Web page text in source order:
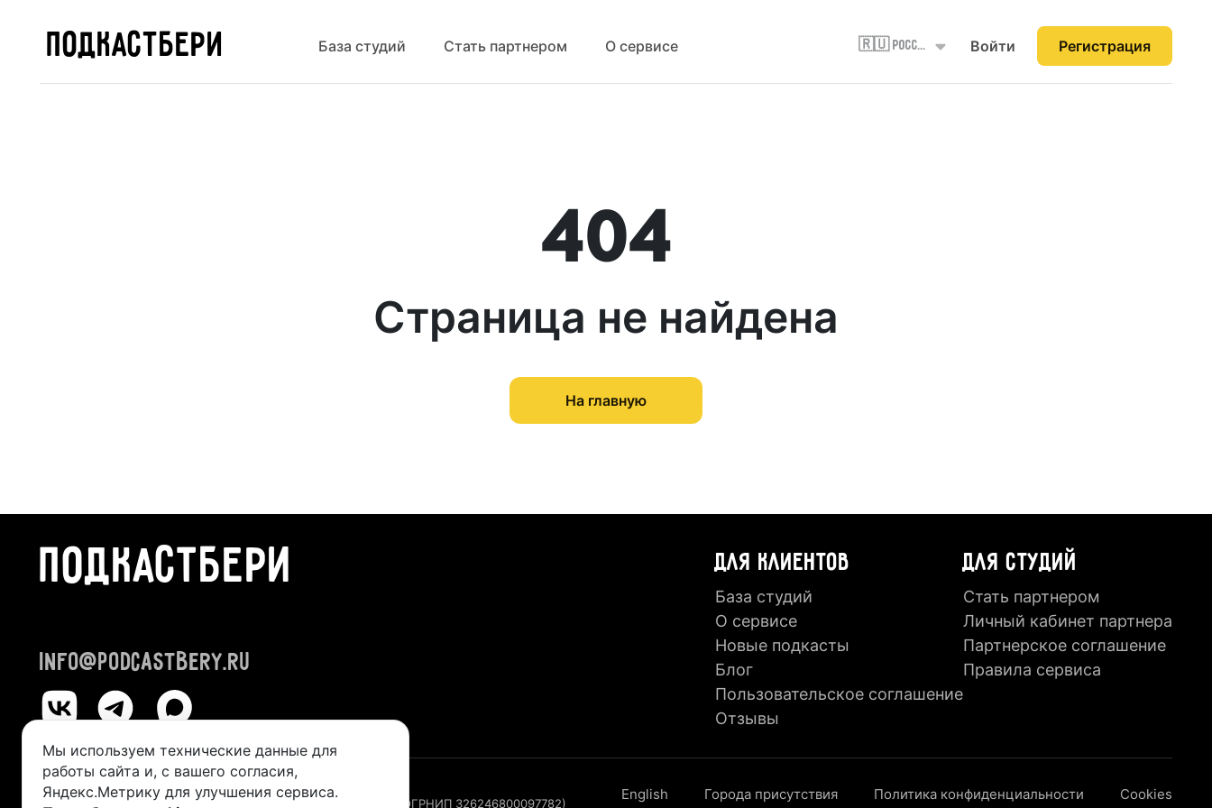
ПОДКАСТБЕРИ База студий Стать партнером О сервисе 🇷🇺 Россия Войти Регистрация
404
Страница не найдена
На главную
ПОДКАСТБЕРИ
info@podcastbery.ru
ДЛЯ КЛИЕНТОВ
База студий
О сервисе
Новые подкасты
Блог
Пользовательское соглашение
Отзывы
ДЛЯ СТУДИЙ
Стать партнером
Личный кабинет партнера
Партнерское соглашение
Правила сервиса
© 2024-2026 «ПОДКАСТБЕРИ»
ИП Казанцева Виктория Александровна (ИНН 245211492400, ОГРНИП 326246800097782)
English Города присутствия Политика конфиденциальности Cookies
Мы используем технические данные для
работы сайта и, с вашего согласия,
Яндекс.Метрику для улучшения сервиса.